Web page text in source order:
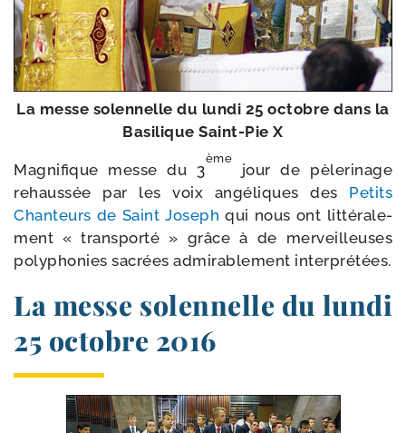
La messe solen­nelle du lun­di 25 octobre dans la
Basilique Saint-​Pie X
Magnifique messe du 3
ème
jour de pèle­ri­nage
rehaus­sée par les voix angé­liques des Petits
Chanteurs de Saint Joseph qui nous ont lit­té­ra­le­
ment « trans­por­té » grâce à de mer­veilleuses
poly­pho­nies sacrées admi­ra­ble­ment interprétées.
La messe solennelle du lundi
25 octobre 2016